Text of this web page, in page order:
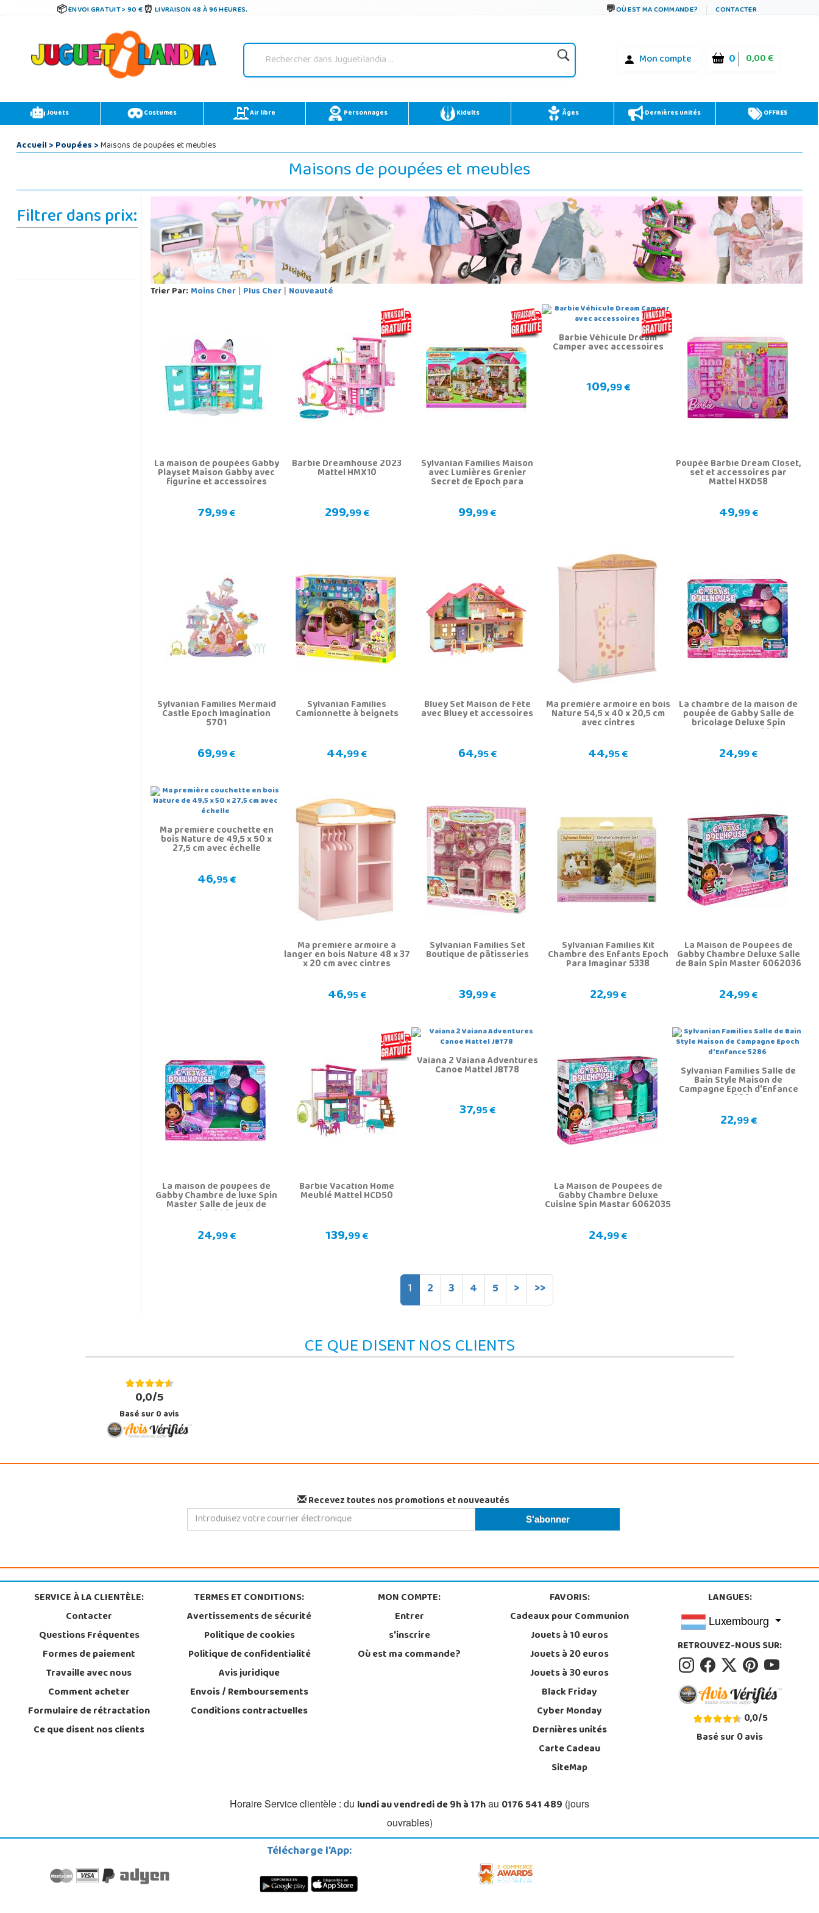
ENVOI GRATUIT > 90 € LIVRAISON 48 À 96 HEURES. OÙ EST MA COMMANDE? CONTACTER
Mon compte 0 0,00 €
Jouets Costumes Air libre Personnages Kidults Âges Dernières unités OFFRES
Accueil>Poupées>Maisons de poupées et meubles
Maisons de poupées et meubles
Filtrer dans prix:
Trier Par: Moins Cher| Plus Cher| Nouveauté
La maison de poupées Gabby
Playset Maison Gabby avec
figurine et accessoires
79,99 €
Barbie Dreamhouse 2023
Mattel HMX10
299,99 €
Sylvanian Families Maison
avec Lumières Grenier
Secret de Epoch para
Imaginar 5708
99,99 €
Barbie Véhicule Dream
Camper avec accessoires
109,99 €
Poupée Barbie Dream Closet,
set et accessoires par
Mattel HXD58
49,99 €
Sylvanian Families Mermaid
Castle Epoch Imagination
5701
69,99 €
Sylvanian Families
Camionnette à beignets
44,99 €
Bluey Set Maison de fête
avec Bluey et accessoires
64,95 €
Ma première armoire en bois
Nature 54,5 x 40 x 20,5 cm
avec cintres
44,95 €
La chambre de la maison de
poupée de Gabby Salle de
bricolage Deluxe Spin
Master Baby Box 606415
24,99 €
Ma première couchette en
bois Nature de 49,5 x 50 x
27,5 cm avec échelle
46,95 €
Ma première armoire à
langer en bois Nature 48 x 37
x 20 cm avec cintres
46,95 €
Sylvanian Families Set
Boutique de pâtisseries
39,99 €
Sylvanian Families Kit
Chambre des Enfants Epoch
Para Imaginar 5338
22,99 €
La Maison de Poupées de
Gabby Chambre Deluxe Salle
de Bain Spin Master 6062036
24,99 €
La maison de poupées de
Gabby Chambre de luxe Spin
Master Salle de jeux de
Carlita 6064149
24,99 €
Barbie Vacation Home
Meublé Mattel HCD50
139,99 €
Vaiana 2 Vaiana Adventures
Canoe Mattel JBT78
37,95 €
La Maison de Poupées de
Gabby Chambre Deluxe
Cuisine Spin Mastar 6062035
24,99 €
Sylvanian Families Salle de
Bain Style Maison de
Campagne Epoch d'Enfance
5286
22,99 €
1 2 3 4 5 > >>
CE QUE DISENT NOS CLIENTS
0,0/5
Basé sur0avis
Recevez toutes nos promotions et nouveautés
SERVICE À LA CLIENTÈLE:
Contacter
Questions Fréquentes
Formes de paiement
Travaille avec nous
Comment acheter
Formulaire de rétractation
Ce que disent nos clients
TERMES ET CONDITIONS:
Avertissements de sécurité
Politique de cookies
Politique de confidentialité
Avis juridique
Envois / Remboursements
Conditions contractuelles
MON COMPTE:
Entrer
s'inscrire
Où est ma commande?
FAVORIS:
Cadeaux pour Communion
Jouets à 10 euros
Jouets à 20 euros
Jouets à 30 euros
Black Friday
Cyber Monday
Dernières unités
Carte Cadeau
SiteMap
LANGUES:
Luxembourg
RETROUVEZ-NOUS SUR:
0,0/5
Basé sur0avis
Horaire Service clientèle : du lundi au vendredi de 9h à 17hau 0176 541 489 (jours
ouvrables)
Télécharge l'App: